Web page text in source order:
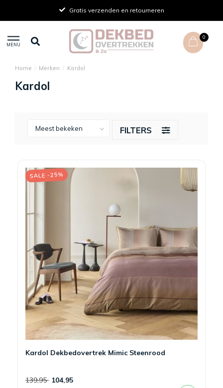
Snelle levering
MENU
0
Home / Merken / Kardol
Kardol
FILTERS
SALE -25%
Kardol Dekbedovertrek Mimic Steenrood
139,95 104,95